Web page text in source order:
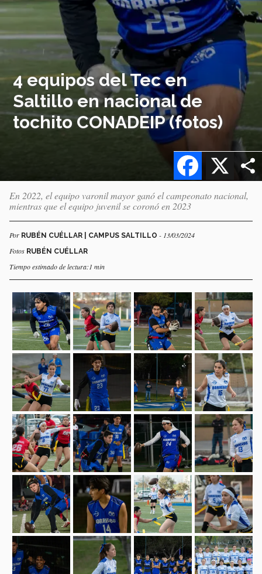
4 equipos del Tec en
Saltillo en nacional de
tochito CONADEIP (fotos)
X
Facebook
En 2022, el equipo varonil mayor ganó el campeonato nacional,
mientras que el equipo juvenil se coronó en 2023
Por RUBÉN CUÉLLAR | CAMPUS SALTILLO - 13/03/2024
Fotos RUBÉN CUÉLLAR
Tiempo estimado de lectura:1 min